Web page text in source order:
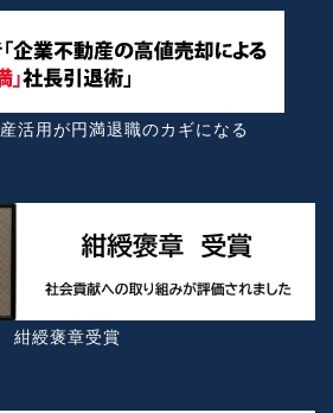
活用が円満退職のカギになる
紺綬褒章受賞